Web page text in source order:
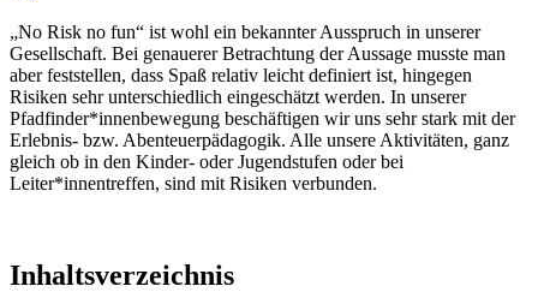
„No Risk no fun“ ist wohl ein bekannter Ausspruch in unserer
Gesellschaft. Bei genauerer Betrachtung der Aussage musste man
aber feststellen, dass Spaß relativ leicht definiert ist, hingegen
Risiken sehr unterschiedlich eingeschätzt werden. In unserer
Pfadfinder*innenbewegung beschäftigen wir uns sehr stark mit der
Erlebnis- bzw. Abenteuerpädagogik. Alle unsere Aktivitäten, ganz
gleich ob in den Kinder- oder Jugendstufen oder bei
Leiter*innentreffen, sind mit Risiken verbunden.
Inhaltsverzeichnis